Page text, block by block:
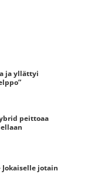
ja yllättyi
peittoaa
Jokaiselle jotain